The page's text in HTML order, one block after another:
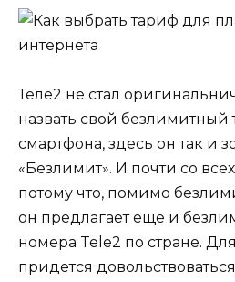
Теле2 не стал
назвать свой безлимитный
смартфона, здесь он так и
«Безлимит». И почти со
потому что, помимо
он предлагает еще и
номера Tele2 по стране.
придется